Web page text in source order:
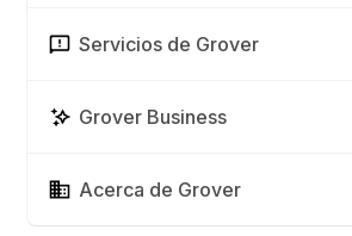
Servicios de Grover
Grover Business
Acerca de Grover